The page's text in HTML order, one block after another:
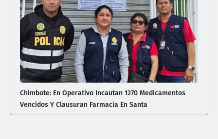
Chimbote: En Operativo Incautan 1270 Medicamentos
Vencidos Y Clausuran Farmacia En Santa